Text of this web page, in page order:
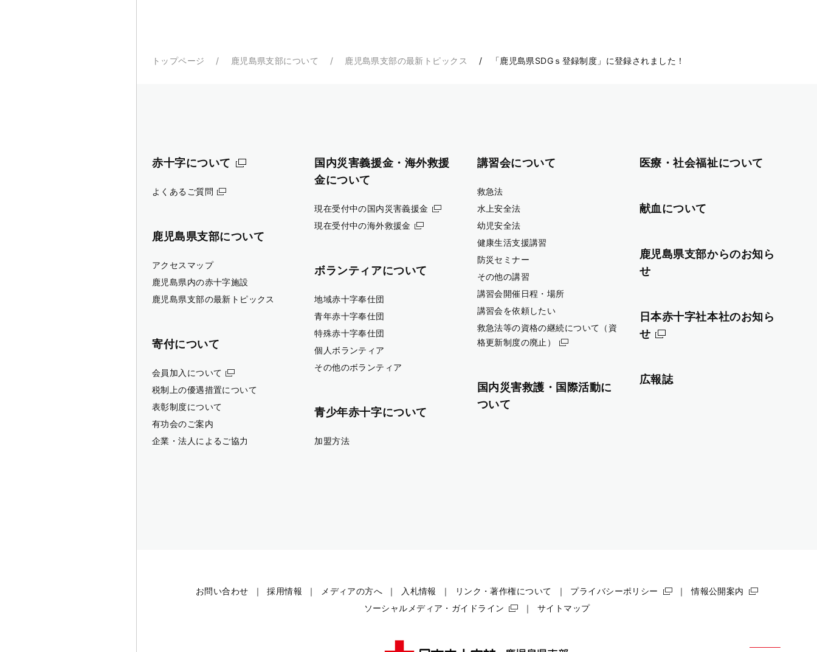
トップページ 鹿児島県支部について 鹿児島県支部の最新トピックス 「鹿児島県SDGｓ登録制度」に登録されました！
赤十字について
よくあるご質問
鹿児島県支部について
アクセスマップ
鹿児島県内の赤十字施設
鹿児島県支部の最新トピックス
寄付について
会員加入について
税制上の優遇措置について
表彰制度について
有功会のご案内
企業・法人によるご協力
国内災害義援金・海外救援
金について
現在受付中の国内災害義援金
現在受付中の海外救援金
ボランティアについて
地域赤十字奉仕団
青年赤十字奉仕団
特殊赤十字奉仕団
個人ボランティア
その他のボランティア
青少年赤十字について
加盟方法
講習会について
救急法
水上安全法
幼児安全法
健康生活支援講習
防災セミナー
その他の講習
講習会開催日程・場所
講習会を依頼したい
救急法等の資格の継続について（資
格更新制度の廃止）
国内災害救護・国際活動に
ついて
医療・社会福祉について
献血について
鹿児島県支部からのお知ら
せ
日本赤十字社本社のお知ら
せ
広報誌
お問い合わせ 採用情報 メディアの方へ 入札情報 リンク・著作権について プライバシーポリシー
情報公開案内
ソーシャルメディア・ガイドライン
サイトマップ